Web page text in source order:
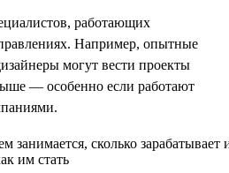
работающих
Например, опытные
могут вести проекты
— особенно если работают